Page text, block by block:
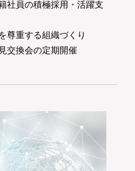
社員の積極採用・活躍支
尊重する組織づくり
交換会の定期開催